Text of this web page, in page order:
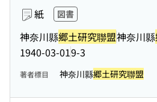
紙 図書
神奈川縣郷土研究聯盟神奈川縣
1940-03-019-3
著者標目 神奈川縣郷土研究聯盟